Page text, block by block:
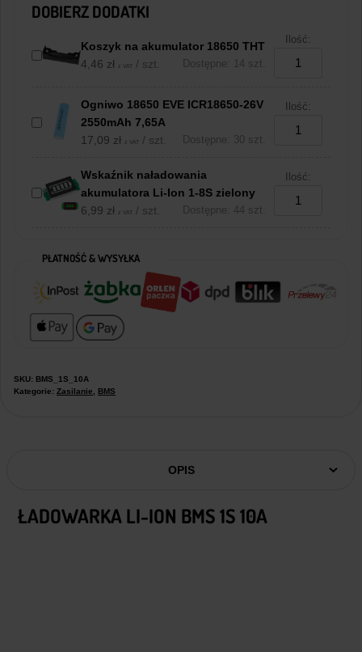
DOBIERZ DODATKI
Koszyk na akumulator 18650 THT
4,46 zł z VAT / szt. Dostępne: 14 szt.
Ilość:
Ogniwo 18650 EVE ICR18650-26V
2550mAh 7,65A
17,09 zł z VAT / szt. Dostępne: 30 szt.
Ilość:
Wskaźnik naładowania
akumulatora Li-Ion 1-8S zielony
6,99 zł z VAT / szt. Dostępne: 44 szt.
Ilość:
PŁATNOŚĆ & WYSYŁKA
SKU: BMS_1S_10A
Kategorie: Zasilanie BMS
OPIS
ŁADOWARKA LI-ION BMS 1S 10A